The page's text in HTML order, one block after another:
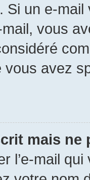
Si un e-
mail, vous
vous avez
mais
l’e-mail